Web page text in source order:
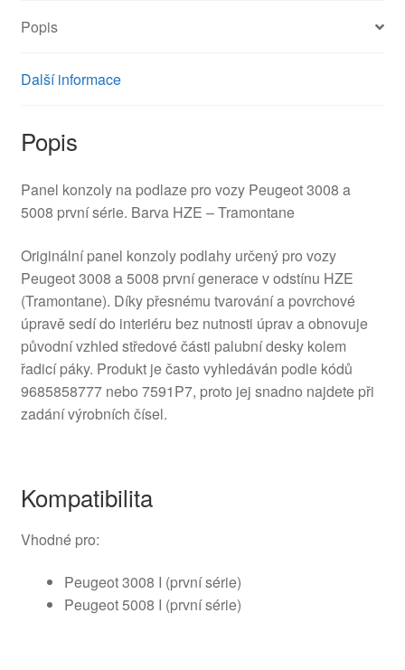
Popis
Další informace
Popis
Panel konzoly na podlaze pro vozy Peugeot 3008 a
5008 první série. Barva HZE – Tramontane
Originální panel konzoly podlahy určený pro vozy
Peugeot 3008 a 5008 první generace v odstínu HZE
(Tramontane). Díky přesnému tvarování a povrchové
úpravě sedí do interiéru bez nutnosti úprav a obnovuje
původní vzhled středové části palubní desky kolem
řadicí páky. Produkt je často vyhledáván podle kódů
9685858777 nebo 7591P7, proto jej snadno najdete při
zadání výrobních čísel.
Kompatibilita
Vhodné pro:
Peugeot 3008 I (první série)
Peugeot 5008 I (první série)